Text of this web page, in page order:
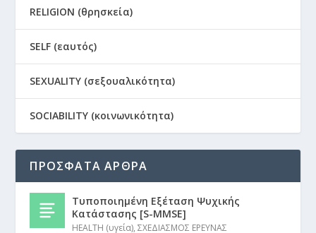
RELIGION (θρησκεία)
SELF (εαυτός)
SEXUALITY (σεξουαλικότητα)
SOCIABILITY (κοινωνικότητα)
ΠΡΟΣΦΑΤΑ ΑΡΘΡΑ
Τυποποιημένη Εξέταση Ψυχικής
Κατάστασης [S-MMSE]
HEALTH (υγεία),ΣΧΕΔΙΑΣΜΟΣ ΕΡΕΥΝΑΣ